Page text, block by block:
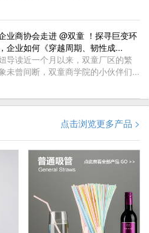
业商协会走进 @双童 ！探寻巨变环
企业如何《穿越周期、韧性成...
导读近一个月以来，双童厂区的繁
未曾间断，双童商学院的小伙伴们...
点击浏览更多产品 >